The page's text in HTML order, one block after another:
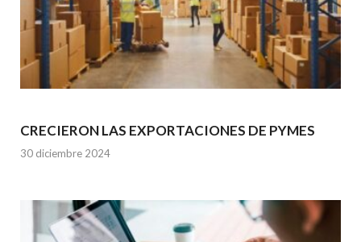
CRECIERON LAS EXPORTACIONES DE PYMES
30 diciembre 2024